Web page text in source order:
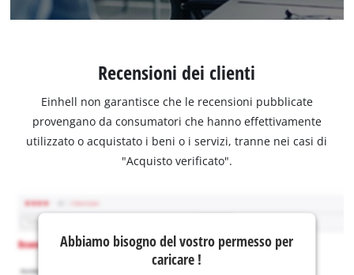
Recensioni dei clienti
Einhell non garantisce che le recensioni pubblicate
provengano da consumatori che hanno effettivamente
utilizzato o acquistato i beni o i servizi, tranne nei casi di
"Acquisto verificato".
Abbiamo bisogno del vostro permesso per
caricare !